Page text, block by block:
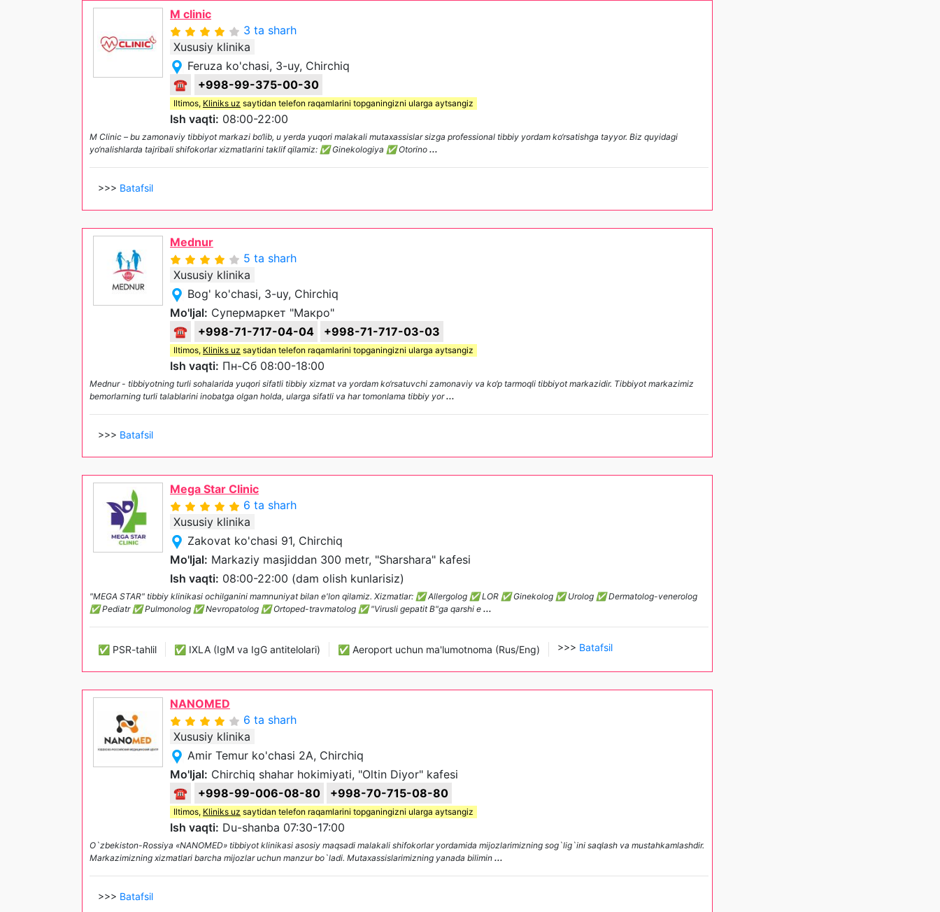
M clinic
3 ta sharh
Xususiy klinika
Feruza ko'chasi, 3-uy, Chirchiq
☎
+998-99-375-00-30
Iltimos, Kliniks uz saytidan telefon raqamlarini topganingizni ularga aytsangiz
Ish vaqti: 08:00-22:00
M Clinic – bu zamonaviy tibbiyot markazi bo‘lib, u yerda yuqori malakali mutaxassislar sizga professional tibbiy yordam ko‘rsatishga tayyor. Biz quyidagi
yo‘nalishlarda tajribali shifokorlar xizmatlarini taklif qilamiz: ✅ Ginekologiya ✅ Otorino ...
>>> Batafsil
Mednur
5 ta sharh
Xususiy klinika
Bog' ko'chasi, 3-uy, Chirchiq
Mo'ljal: Супермаркет "Макро"
☎
+998-71-717-04-04 +998-71-717-03-03
Iltimos, Kliniks uz saytidan telefon raqamlarini topganingizni ularga aytsangiz
Ish vaqti: Пн-Сб 08:00-18:00
Mednur - tibbiyotning turli sohalarida yuqori sifatli tibbiy xizmat va yordam ko‘rsatuvchi zamonaviy va ko‘p tarmoqli tibbiyot markazidir. Tibbiyot markazimiz
bemorlarning turli talablarini inobatga olgan holda, ularga sifatli va har tomonlama tibbiy yor...
>>> Batafsil
Mega Star Clinic
6 ta sharh
Xususiy klinika
Zakovat ko'chasi 91, Chirchiq
Mo'ljal: Markaziy masjiddan 300 metr, "Sharshara" kafesi
Ish vaqti: 08:00-22:00 (dam olish kunlarisiz)
"MEGA STAR" tibbiy klinikasi ochilganini mamnuniyat bilan e'lon qilamiz. Xizmatlar: ✅ Allergolog ✅ LOR ✅ Ginekolog ✅ Urolog ✅ Dermatolog-venerolog
✅ Pediatr ✅ Pulmonolog ✅ Nevropatolog ✅ Ortoped-travmatolog ✅ "Virusli gepatit B"ga qarshi e ...
✅ PSR-tahlil ✅ IXLA (IgM va IgG antitelolari) ✅ Aeroport uchun ma'lumotnoma (Rus/Eng) >>> Batafsil
NANOMED
6 ta sharh
Xususiy klinika
Amir Temur ko'chasi 2A, Chirchiq
Mo'ljal: Chirchiq shahar hokimiyati, "Oltin Diyor" kafesi
☎
+998-99-006-08-80 +998-70-715-08-80
Iltimos, Kliniks uz saytidan telefon raqamlarini topganingizni ularga aytsangiz
Ish vaqti: Du-shanba 07:30-17:00
O`zbekiston-Rossiya «NANOMED» tibbiyot klinikasi asosiy maqsadi malakali shifokorlar yordamida mijozlarimizning sog`lig`ini saqlash va mustahkamlashdir.
Markazimizning xizmatlari barcha mijozlar uchun manzur bo`ladi. Mutaxassislarimizning yanada bilimin ...
>>> Batafsil